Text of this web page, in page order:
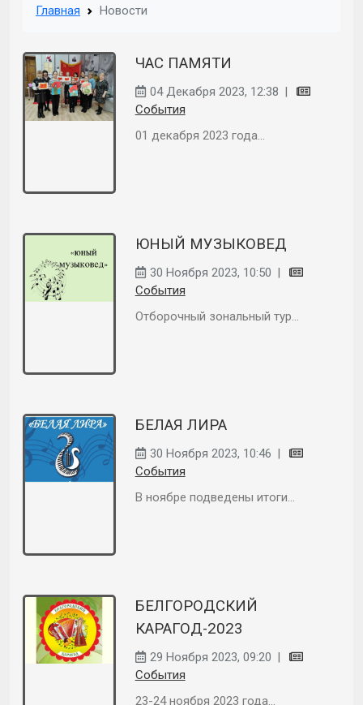
Главная Новости
ЧАС ПАМЯТИ
04 Декабря 2023, 12:38 |
События
01 декабря 2023 года...
ЮНЫЙ МУЗЫКОВЕД
30 Ноября 2023, 10:50 |
События
Отборочный зональный тур...
БЕЛАЯ ЛИРА
30 Ноября 2023, 10:46 |
События
В ноябре подведены итоги...
БЕЛГОРОДСКИЙ
КАРАГОД-2023
29 Ноября 2023, 09:20 |
События
23-24 ноября 2023 года...